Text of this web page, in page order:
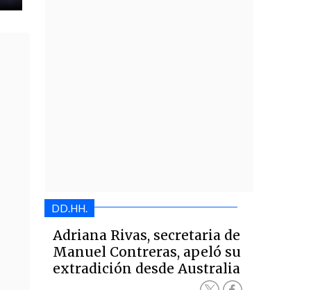
DD.HH.
Adriana Rivas, secretaria de
Manuel Contreras, apeló su
extradición desde Australia